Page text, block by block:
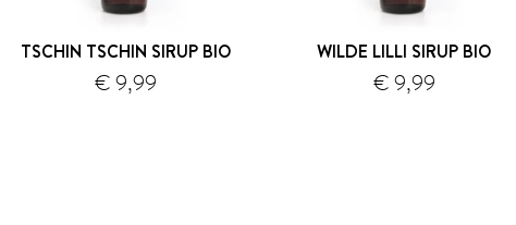
TSCHIN TSCHIN SIRUP BIO
€ 9,99
WILDE LILLI SIRUP BIO
€ 9,99